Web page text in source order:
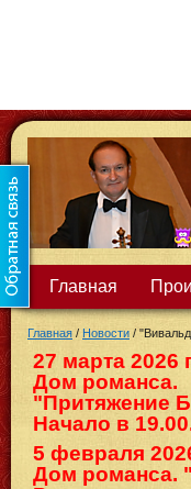
Главная
Главная / Новости /
27 марта 2026
Дом романса.
"Притяжение
Начало в
5 февраля
Дом романса.